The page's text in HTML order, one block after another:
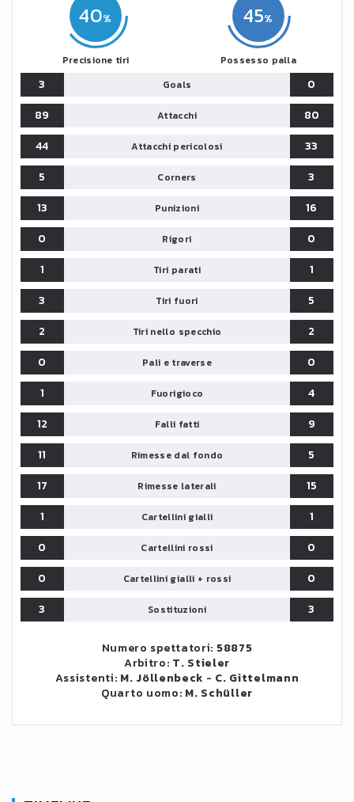
40
Precisione tiri
45
Possesso palla
3 Goals
0
89
Attacchi
80
44
Attacchi pericolosi
33
5
Corners
3
13
Punizioni
16
0
Rigori
0
1
Tiri parati
1
3
Tiri fuori
5
2
Tiri nello specchio
2
0
Pali e traverse
0
1
Fuorigioco
4
12
Falli fatti
9
11
Rimesse dal fondo
5
17
Rimesse laterali
15
1
Cartellini gialli
1
0
Cartellini rossi
0
0
Cartellini gialli + rossi
0
3
Sostituzioni 3
Numero spettatori: 58875
Arbitro: T. Stieler
Assistenti: M. Jöllenbeck - C. Gittelmann
Quarto uomo: M. Schüller